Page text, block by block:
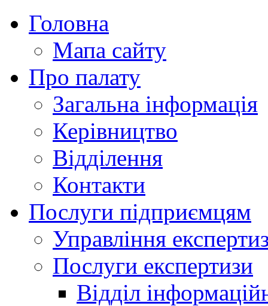
Головна
Мапа сайту
Про палату
Загальна інформація
Керівництво
Відділення
Контакти
Послуги підприємцям
Управління
Послуги експертизи
Відділ